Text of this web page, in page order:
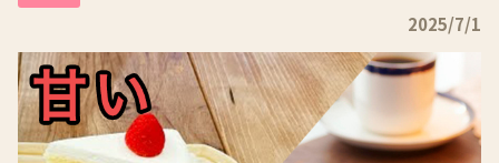
2025/7/1